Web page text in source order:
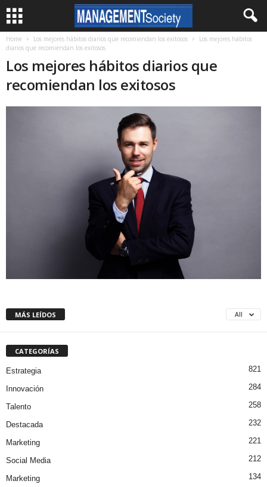
Home Los mejores hábitos diarios que recomiendan los exitosos
Los mejores hábitos
diarios que recomiendan los exitosos
Los mejores hábitos diarios que
recomiendan los exitosos
MÁS LEÍDOS All
CATEGORÍAS
Estrategia 821
Innovación 284
Talento 258
Destacada 232
Marketing 221
Social Media 212
Marketing 134